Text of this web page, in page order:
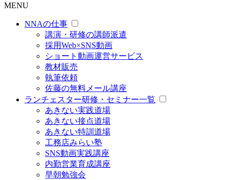
MENU
NNAの仕事
講演・研修の講師派遣
採用Web×SNS動画
ショート動画運営サービス
教材販売
執筆依頼
佐藤の無料メール講座
ランチェスター研修・セミナー一覧
あきない実践道場
あきない接点道場
あきない特訓道場
工務店みらい塾
SNS動画実践講座
内勤営業育成講座
早朝勉強会